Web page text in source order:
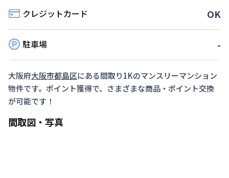
クレジットカード OK
駐車場 -
大阪府大阪市都島区にある間取り1Kのマンスリーマンション
物件です。ポイント獲得で、さまざまな商品・ポイント交換
が可能です！
間取図・写真